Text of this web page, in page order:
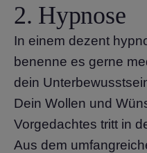
2. Hypnose
In einem dezent
benenne es gerne
dein
Dein Wollen und
Vorgedachtes tritt in
Aus dem